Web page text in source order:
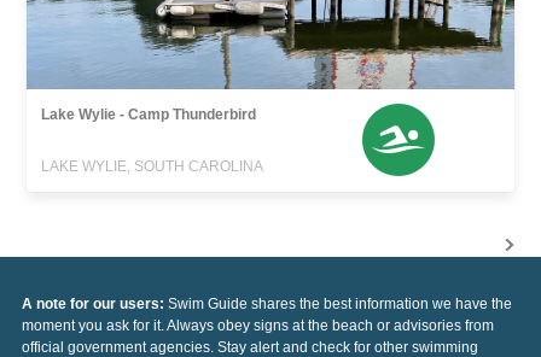
Lake Wylie - Camp Thunderbird
LAKE WYLIE, SOUTH CAROLINA
A note for our users: Swim Guide shares the best information we have the
moment you ask for it. Always obey signs at the beach or advisories from
official government agencies. Stay alert and check for other swimming